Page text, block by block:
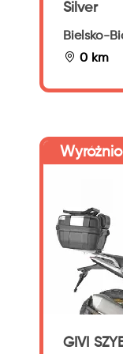
Silver
Bielsko-
0 km
GIVI